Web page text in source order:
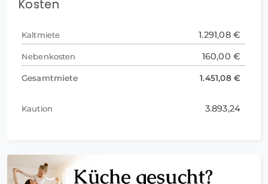
Kosten
Kaltmiete 1.291,08 €
Nebenkosten 160,00 €
Gesamtmiete 1.451,08 €
Kaution 3.893,24